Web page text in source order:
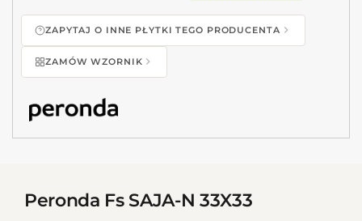
ZAPYTAJ O INNE PŁYTKI TEGO PRODUCENTA
ZAMÓW WZORNIK
Peronda Fs SAJA-N 33X33